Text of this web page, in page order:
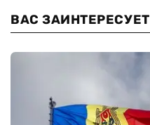
ВАС ЗАИНТЕРЕСУЕТ